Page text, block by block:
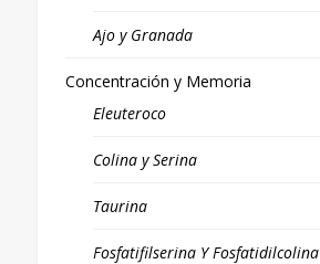
Ajo y Granada
Concentración y Memoria
Eleuteroco
Colina y Serina
Taurina
Fosfatifilserina Y Fosfatidilcolina